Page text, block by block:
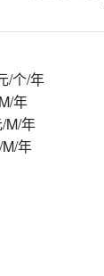
/个/年
年
年
年